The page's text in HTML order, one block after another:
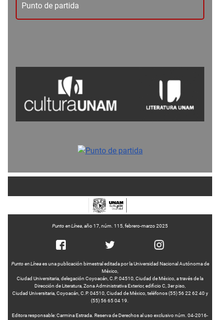
Punto de partida
Punto en Línea , año 17, núm. 115, febrero-marzo 2025
Punto en Líneaes una publicación bimestral editada por la Universidad Nacional Autónoma de
México,
Ciudad Universitaria, delegación Coyoacán, C.P. 04510, Ciudad de México, a través de la
Dirección de Literatura, Zona Administrativa Exterior, edificio C, 3er piso,
Ciudad Universitaria, Coyoacán, C.P. 04510, Ciudad de México, teléfonos (55) 56 22 62 40 y
(55) 56 65 04 19.
Editora responsable: Carmina Estrada. Reserva de Derechos al uso exclusivo núm. 04-2016-